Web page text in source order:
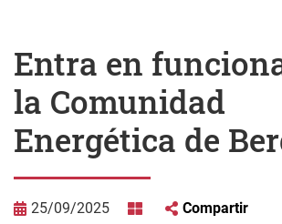
Entra en
la Comunidad
Energética de
25/09/2025 Compartir